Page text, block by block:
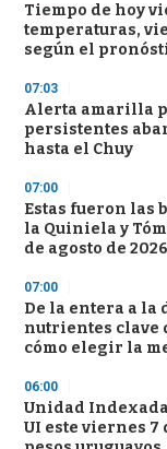
Tiempo de hoy
temperaturas,
según el
07:03
Alerta amarilla
persistentes
hasta el Chuy
07:00
Estas fueron las
la Quiniela y
de agosto de 2026
07:00
De la entera a la
nutrientes clave
cómo elegir la
06:00
Unidad
UI este viernes 7